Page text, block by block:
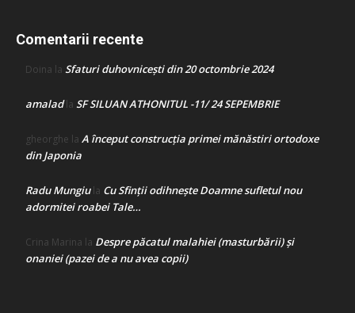
Comentarii recente
Doina la Sfaturi duhovnicești din 20 octombrie 2024
amaladla SF SILUAN ATHONITUL -11/ 24 SEPEMBRIE
gheorghe la A început construcţia primei mănăstiri ortodoxe
din Japonia
Radu Mungiula Cu Sfinții odihnește Doamne sufletul nou
adormitei roabei Tale…
Crina Marina la Despre păcatul malahiei (masturbării) şi
onaniei (pazei de a nu avea copii)